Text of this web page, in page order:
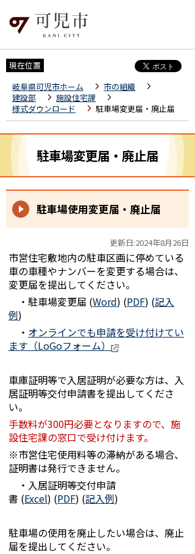
現在位置
岐阜県可児市ホーム
市の組織
建設部
施設住宅課
様式ダウンロード
駐車場変更届・廃止届
駐車場変更届・廃止届
駐車場使用変更届・廃止届
更新日:2024年8月26日
市営住宅敷地内の駐車区画に停めている
車の車種やナンバーを変更する場合は、
変更届を提出してください。
・駐車場変更届 (Word) (PDF) (記入
例)
・ オンラインでも申請を受け付けてい
ます（LoGoフォーム）
車庫証明等で入居証明が必要な方は、入
居証明等交付申請書を提出してくださ
い。
手数料が300円必要となりますので、施
設住宅課の窓口で受け付けます。
※市営住宅使用料等の滞納がある場合、
証明書は発行できません。
・入居証明等交付申請
書 (Excel) (PDF) (記入例)
駐車場の使用を廃止したい場合は、廃止
届を提出してください。